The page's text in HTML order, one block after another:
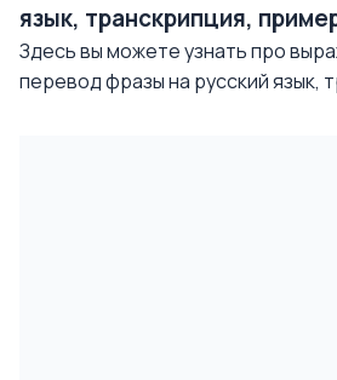
язык, транскрипция,
Здесь вы можете узнать про
перевод фразы на русский язык,